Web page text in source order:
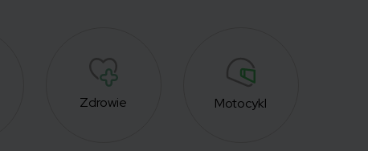
Zdrowie Motocykl